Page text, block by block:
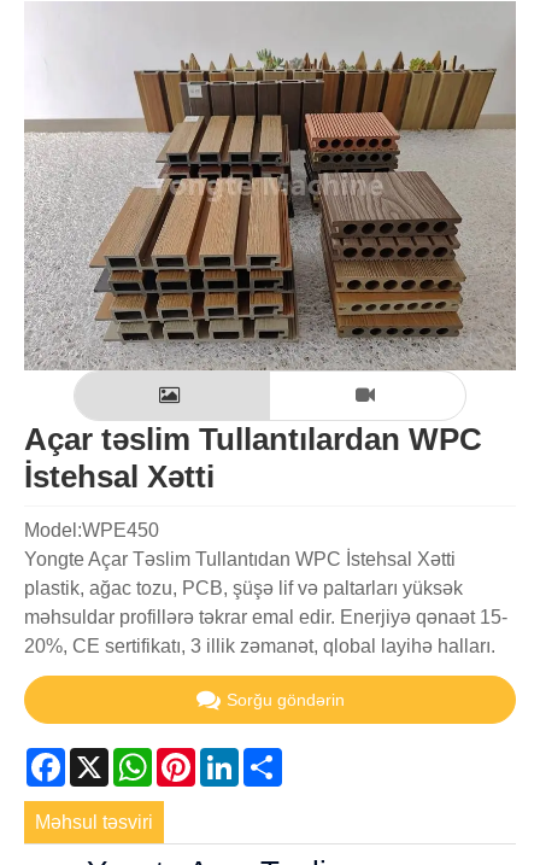
Açar təslim Tullantılardan WPC
İstehsal Xətti
Model:WPE450
Yongte Açar Təslim Tullantıdan WPC İstehsal Xətti
plastik, ağac tozu, PCB, şüşə lif və paltarları yüksək
məhsuldar profillərə təkrar emal edir. Enerjiyə qənaət 15-
20%, CE sertifikatı, 3 illik zəmanət, qlobal layihə halları.
Sorğu göndərin
Facebook
X WhatsApp
PinterestLinkedIn
Məhsul təsviri